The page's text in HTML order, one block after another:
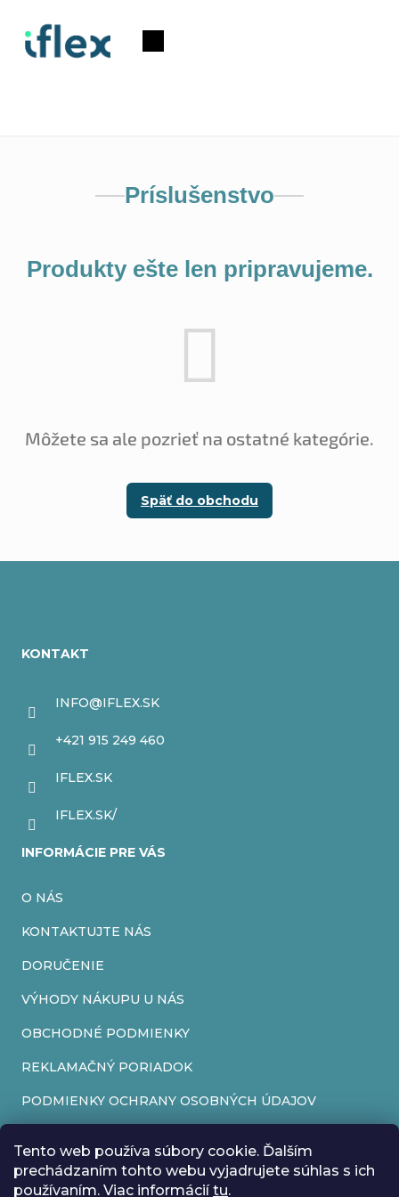
Tento web používa súbory cookie. Ďalším
prechádzaním tohto webu vyjadrujete súhlas s ich
používaním. Viac informáciítu.
obsah
Nákupný
Príslušenstvo
Produkty ešte len pripravujeme.
Môžete sa ale pozrieť na ostatné kategórie.
Späť do obchodu
KONTAKT
INFO@IFLEX.SK
+421 915 249 460
IFLEX.SK
IFLEX.SK/
INFORMÁCIE PRE VÁS
O NÁS
KONTAKTUJTE NÁS
DORUČENIE
VÝHODY NÁKUPU U NÁS
OBCHODNÉ PODMIENKY
REKLAMAČNÝ PORIADOK
PODMIENKY OCHRANY OSOBNÝCH ÚDAJOV
REKLAMAČNÝ FORMULÁR